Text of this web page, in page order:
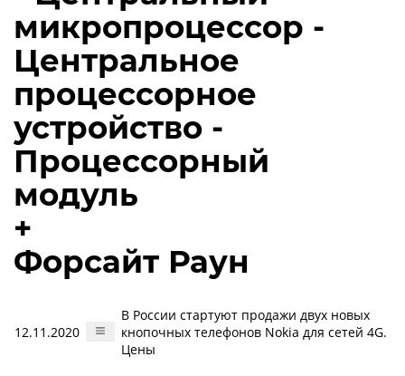
микропроцессор -
Центральное
процессорное
устройство -
Процессорный
модуль
+
Форсайт Раун
12.11.2020
В России стартуют продажи двух новых
кнопочных телефонов Nokia для сетей 4G.
Цены